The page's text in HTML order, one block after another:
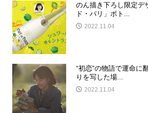
のん描き下ろし限定デ
ド・パリ」ボト...
2022.11.04
“初恋”の物語で運命に
りを写した場...
2022.11.04